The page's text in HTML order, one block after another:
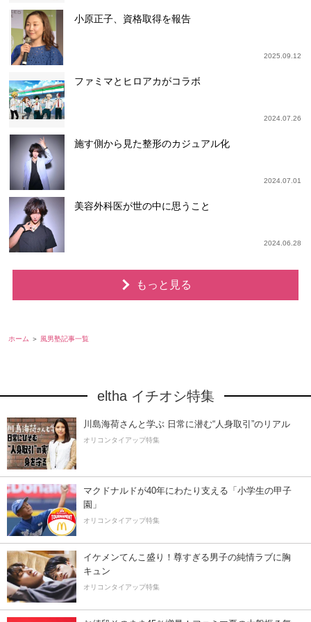
小原正子、資格取得を報告
2025.09.12
ファミマとヒロアカがコラボ
2024.07.26
施す側から見た整形のカジュアル化
2024.07.01
美容外科医が世の中に思うこと
2024.06.28
もっと見る
ホーム 風男塾記事一覧
eltha イチオシ特集
川島海荷さんと学ぶ 日常に潜む“人身取引”のリアル
オリコンタイアップ特集
マクドナルドが40年にわたり支える「小学生の甲子
園」
オリコンタイアップ特集
イケメンてんこ盛り！尊すぎる男子の純情ラブに胸
キュン
オリコンタイアップ特集